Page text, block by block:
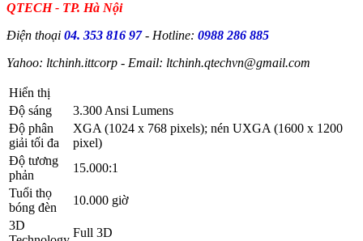
QTECH - TP. Hà Nội
Điện thoại 04. 353 816 97- Hotline: 0988 286 885
Yahoo: ltchinh.ittcorp - Email: ltchinh.qtechvn@gmail.com
Hiển thị
Độ sáng
3.300 Ansi Lumens
Độ phân
giải tối đa
XGA (1024 x 768 pixels); nén UXGA (1600 x 1200
pixel)
Độ tương
phản
15.000:1
Tuổi thọ
bóng đèn
10.000 giờ
3D
Full 3D